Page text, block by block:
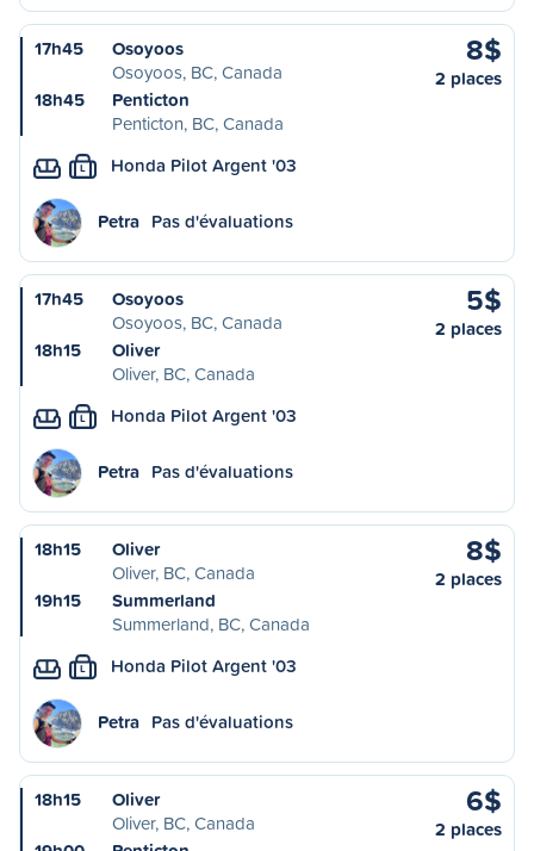
17h45
Osoyoos
Osoyoos, BC, Canada
18h45
Penticton
Penticton, BC, Canada
8$
2 places
L Honda Pilot Argent '03
Petra Pas d'évaluations
17h45
Osoyoos
Osoyoos, BC, Canada
18h15
Oliver
Oliver, BC, Canada
5$
2 places
L Honda Pilot Argent '03
Petra Pas d'évaluations
18h15
Oliver
Oliver, BC, Canada
19h15
Summerland
Summerland, BC, Canada
8$
2 places
L Honda Pilot Argent '03
Petra Pas d'évaluations
18h15
Oliver
Oliver, BC, Canada
6$
2 places